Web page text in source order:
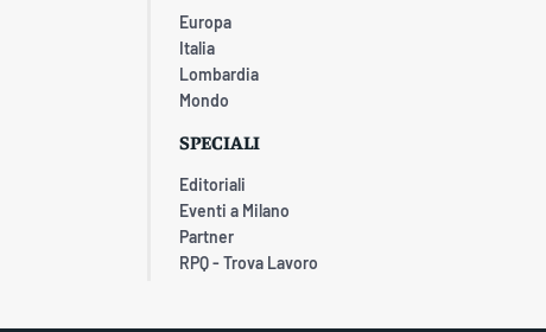
Europa
Italia
Lombardia
Mondo
SPECIALI
Editoriali
Eventi a Milano
Partner
RPQ - Trova Lavoro